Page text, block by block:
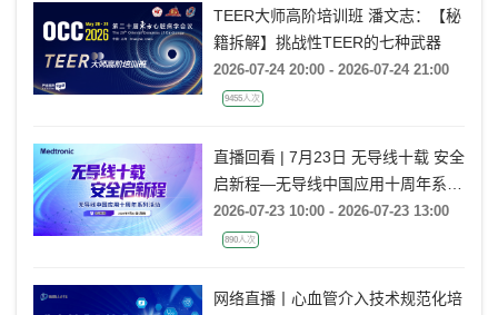
TEER大师高阶培训班 潘文志：【秘
籍拆解】挑战性TEER的七种武器
2026-07-24 20:00 - 2026-07-24 21:00
9455人次
直播回看 | 7月23日 无导线十载 安全
启新程—无导线中国应用十周年系列
活动
2026-07-23 10:00 - 2026-07-23 13:00
890人次
网络直播丨心血管介入技术规范化培